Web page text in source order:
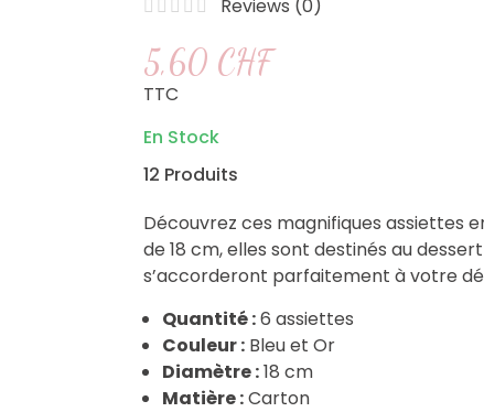
Reviews (0)
5,60 CHF
TTC
En Stock
12 Produits
Découvrez ces magnifiques assiettes
de 18 cm, elles sont destinés au
s’accorderont parfaitement à votre
Quantité :6 assiettes
Couleur :Bleu et Or
Diamètre :18 cm
Matière :Carton